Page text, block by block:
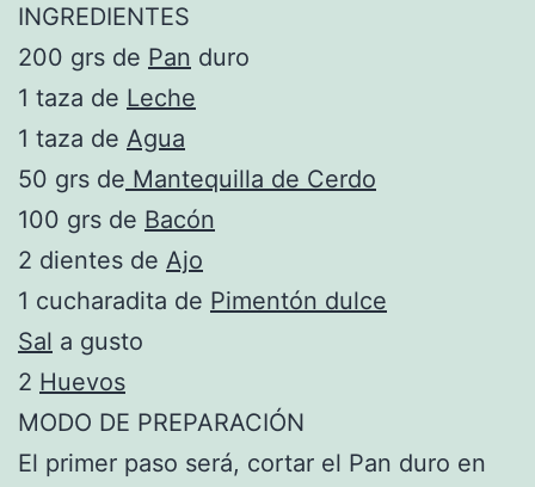
INGREDIENTES
200 grs de Pan duro
1 taza de Leche
1 taza de Agua
50 grs de Mantequilla de Cerdo
100 grs de Bacón
2 dientes de Ajo
1 cucharadita de Pimentón dulce
Sal a gusto
2 Huevos
MODO DE PREPARACIÓN
El primer paso será, cortar el Pan duro en